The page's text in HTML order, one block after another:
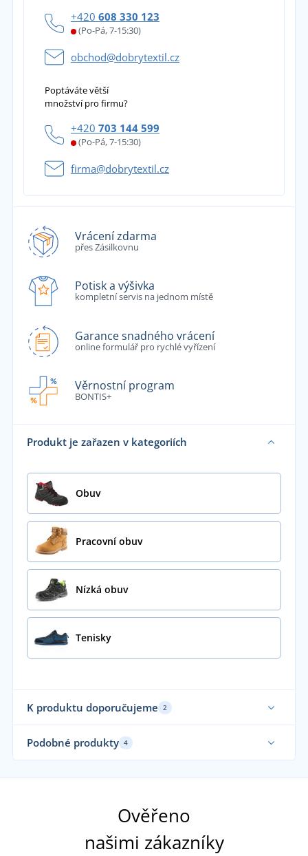
+420 608 330 123
(Po-Pá, 7-15:30)
obchod@dobrytextil.cz
Poptáváte větší
množství pro firmu?
+420 703 144 599
(Po-Pá, 7-15:30)
firma@dobrytextil.cz
Vrácení zdarma
přes Zásilkovnu
Potisk a výšivka
kompletní servis na jednom místě
Garance snadného vrácení
online formulář pro rychlé vyřízení
Věrnostní program
BONTIS+
Produkt je zařazen v kategoriích
Obuv
Pracovní obuv
Nízká obuv
Tenisky
K produktu doporučujeme 2
Podobné produkty 4
Ověřeno
našimi zákazníky